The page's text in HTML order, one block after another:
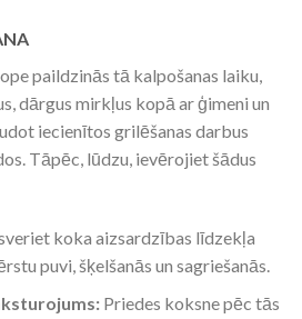
paildzinās tā kalpošanas laiku,
dārgus mirkļus kopā ar ģimeni un
iecienītos grilēšanas darbus
Tāpēc, lūdzu, ievērojiet šādus
koka aizsardzības līdzekļa
puvi, šķelšanās un sagriešanās.
Priedes koksne pēc tās